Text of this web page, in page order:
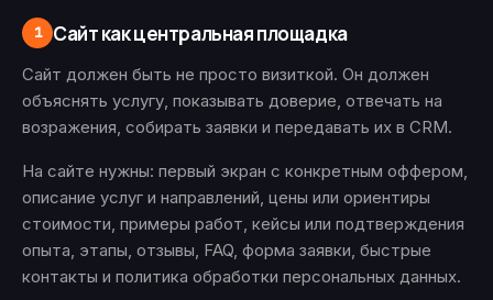
1 Сайт как центральная площадка
Сайт должен быть не просто визиткой. Он должен
объяснять услугу, показывать доверие, отвечать на
возражения, собирать заявки и передавать их в CRM.
На сайте нужны: первый экран с конкретным оффером,
описание услуг и направлений, цены или ориентиры
стоимости, примеры работ, кейсы или подтверждения
опыта, этапы, отзывы, FAQ, форма заявки, быстрые
контакты и политика обработки персональных данных.